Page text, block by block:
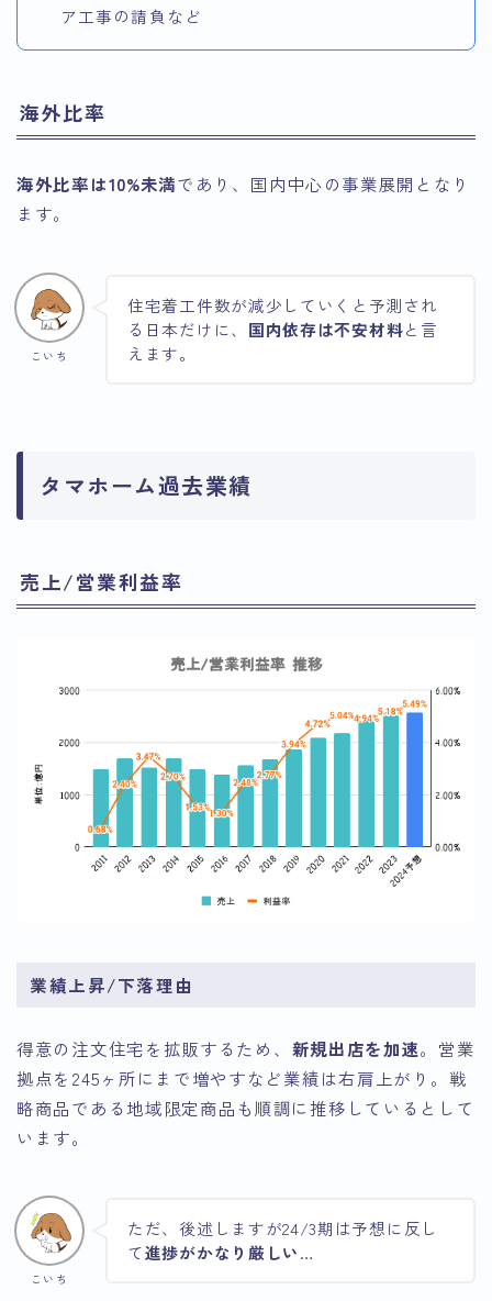
ア工事の請負など
海外比率
海外比率は10%未満であり、国内中心の事業展開となり
ます。
こいち
住宅着工件数が減少していくと予測され
る日本だけに、 国内依存は不安材料と言
えます。
タマホーム過去業績
売上/営業利益率
業績上昇/下落理由
得意の注文住宅を拡販するため、 新規出店を加速。営業
拠点を245ヶ所にまで増やすなど業績は右肩上がり。戦
略商品である地域限定商品も順調に推移しているとして
います。
こいち
ただ、後述しますが24/3期は予想に反し
て進捗がかなり厳しい…